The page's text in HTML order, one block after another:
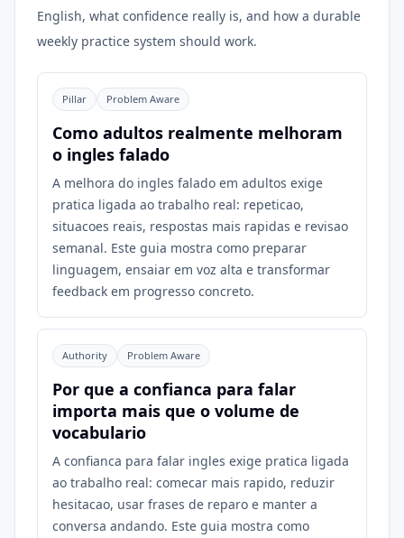
English, what confidence really is, and how a durable
weekly practice system should work.
Pillar Problem Aware
Como adultos realmente melhoram
o ingles falado
A melhora do ingles falado em adultos exige
pratica ligada ao trabalho real: repeticao,
situacoes reais, respostas mais rapidas e revisao
semanal. Este guia mostra como preparar
linguagem, ensaiar em voz alta e transformar
feedback em progresso concreto.
Authority Problem Aware
Por que a confianca para falar
importa mais que o volume de
vocabulario
A confianca para falar ingles exige pratica ligada
ao trabalho real: comecar mais rapido, reduzir
hesitacao, usar frases de reparo e manter a
conversa andando. Este guia mostra como